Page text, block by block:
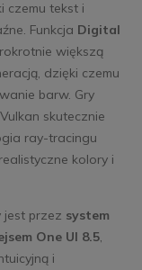
czemu tekst i
Funkcja Digital
większą
dzięki czemu
barw. Gry
skutecznie
ray-tracingu
kolory i
jest przez system
One UI 8.5,
i